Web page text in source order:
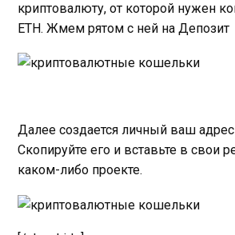
криптовалюту, от которой нужен
ETH. Жмем рятом с ней на Депозит
Далее создается личный ваш
Скопируйте его и вставьте в свои
каком-либо проекте.